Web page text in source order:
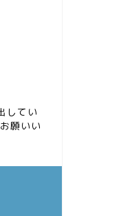
してい
願いい